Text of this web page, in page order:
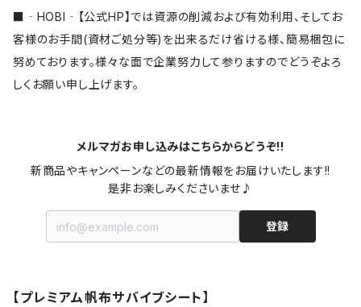
■‐HOBI‐【公式HP】では資源の削減および有効利用、そしてお
客様のお手間(資材ご処分等)を出来るだけ省ける様、簡易梱包に
努めております。様々な面で企業努力して参りますのでどうぞよろ
しくお願い申し上げます。
メルマガお申し込みはこちらからどうぞ!!
新商品やキャンペーンなどの最新情報をお届けいたします!!
是非お楽しみくださいませ♪
登録
【プレミアム帆布サバイブシート】